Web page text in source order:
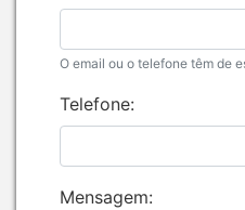
O email ou o telefone têm de
Telefone:
Mensagem: